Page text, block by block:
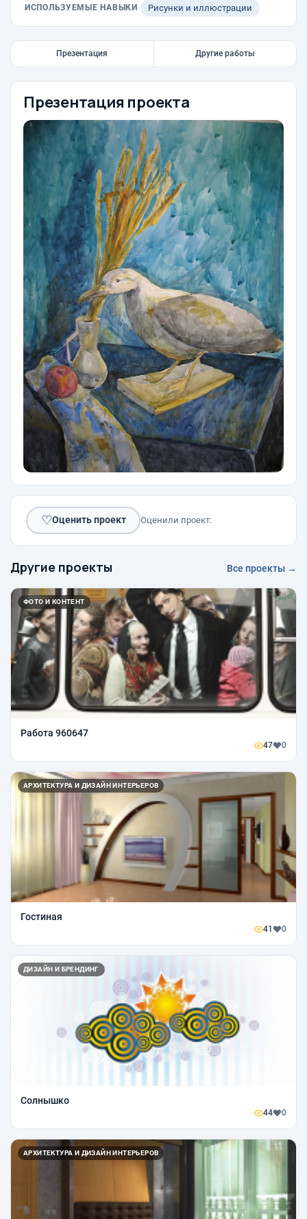
ИСПОЛЬЗУЕМЫЕ НАВЫКИ Рисунки и иллюстрации
Презентация Другие работы
Презентация проекта
♡Оценить проект Оценили проект:
Другие проекты Все проекты →
ФОТО И КОНТЕНТ
Работа 960647
47 0
АРХИТЕКТУРА И ДИЗАЙН ИНТЕРЬЕРОВ
Гостиная
41 0
ДИЗАЙН И БРЕНДИНГ
Солнышко
44 0
АРХИТЕКТУРА И ДИЗАЙН ИНТЕРЬЕРОВ